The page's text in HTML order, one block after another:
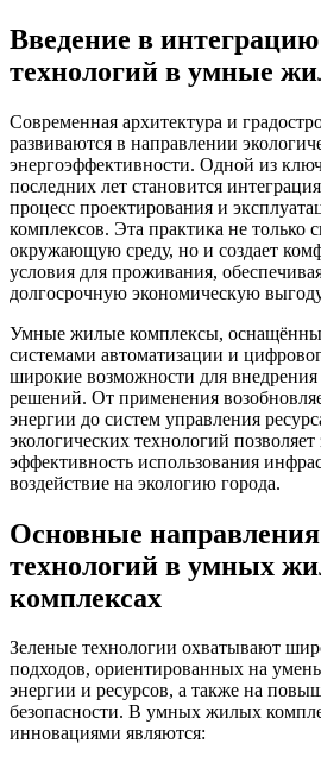
Введение в
технологий в умные
Современная архитектура и
развиваются в направлении
энергоэффективности. Одной из
последних лет становится
процесс проектирования и
комплексов. Эта практика не только
окружающую среду, но и создает
условия для проживания,
долгосрочную экономическую
Умные жилые комплексы,
системами автоматизации и
широкие возможности для
решений. От применения
энергии до систем управления
экологических технологий
эффективность использования
воздействие на экологию города.
Основные
технологий в умных
комплексах
Зеленые технологии охватывают
подходов, ориентированных на
энергии и ресурсов, а также на
безопасности. В умных жилых
инновациями являются: